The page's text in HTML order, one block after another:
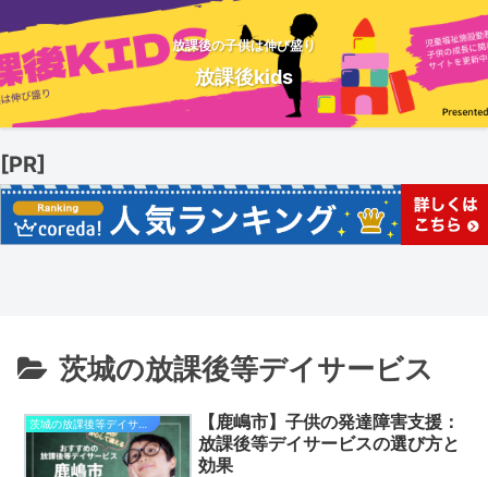
放課後の子供は伸び盛り
放課後kids
[PR]
茨城の放課後等デイサービス
【鹿嶋市】子供の発達障害支援：
放課後等デイサービスの選び方と
効果